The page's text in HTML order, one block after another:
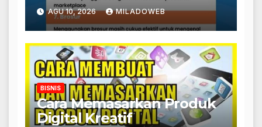
AGU 10, 2026 MILADOWEB
BISNIS
Cara Memasarkan Produk
Digital Kreatif